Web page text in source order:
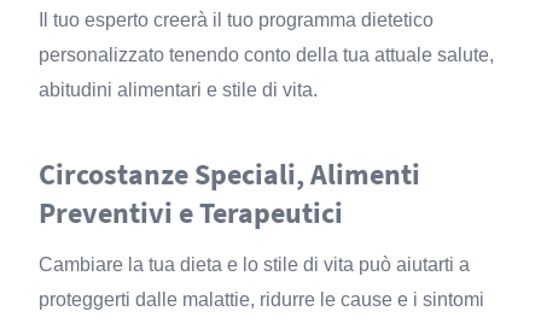
Il tuo esperto creerà il tuo programma dietetico
personalizzato tenendo conto della tua attuale salute,
abitudini alimentari e stile di vita.
Circostanze Speciali, Alimenti
Preventivi e Terapeutici
Cambiare la tua dieta e lo stile di vita può aiutarti a
proteggerti dalle malattie, ridurre le cause e i sintomi